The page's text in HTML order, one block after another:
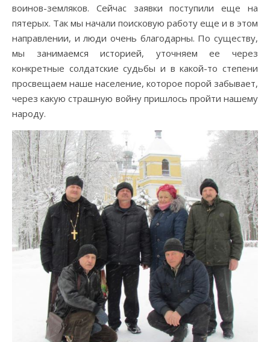
воинов-земляков. Сейчас заявки поступили еще на
пятерых. Так мы начали поисковую работу еще и в этом
направлении, и люди очень благодарны. По существу,
мы занимаемся историей, уточняем ее через
конкретные солдатские судьбы и в какой-то степени
просвещаем наше население, которое порой забывает,
через какую страшную войну пришлось пройти нашему
народу.